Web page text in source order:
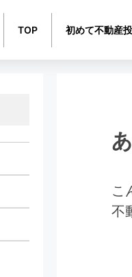
TOP 初めて不動産
こ
不